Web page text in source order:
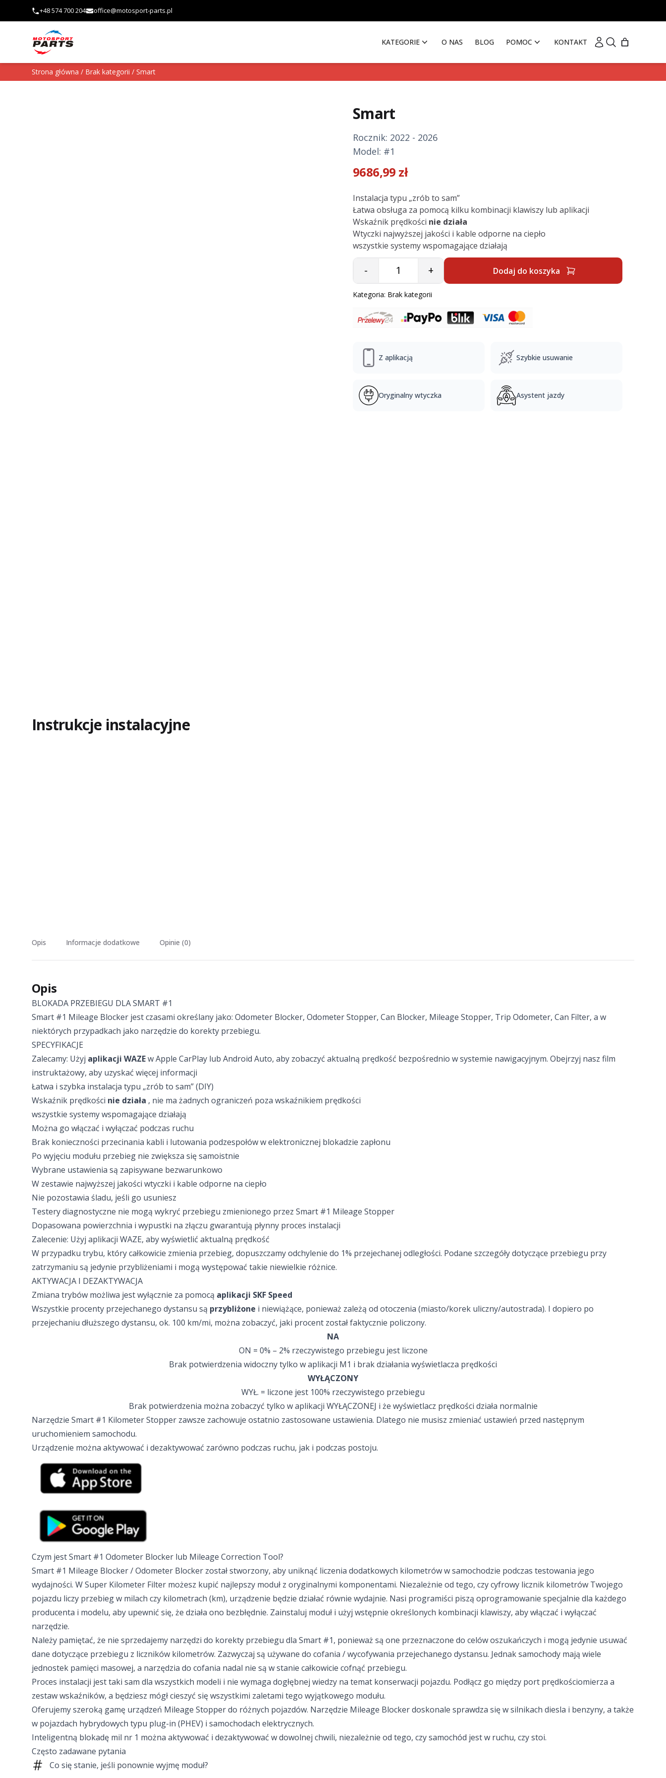
Przejdź do treści+48 574 700 204 office@motosport-parts.pl
KATEGORIE O NAS BLOG POMOC KONTAKT Moje konto
Szukaj
Strona główna / Brak kategorii / Smart
Smart
Rocznik: 2022 - 2026
Model: #1
9686,99 zł
Description
Instalacja typu „zrób to sam”
Łatwa obsługa za pomocą kilku kombinacji klawiszy lub aplikacji
Wskaźnik prędkości nie działa
Wtyczki najwyższej jakości i kable odporne na ciepło
wszystkie systemy wspomagające działają
Quantity
- + Dodaj do koszyka
Kategoria: Brak kategorii
Z aplikacją Szybkie usuwanie
Oryginalny wtyczka Asystent jazdy
Instrukcje instalacyjne
Opis Informacje dodatkowe Opinie (0)
Opis
BLOKADA PRZEBIEGU DLA SMART #1
Smart #1 Mileage Blocker jest czasami określany jako: Odometer Blocker, Odometer Stopper, Can Blocker, Mileage Stopper, Trip Odometer, Can Filter, a w
niektórych przypadkach jako narzędzie do korekty przebiegu.
SPECYFIKACJE
Zalecamy: Użyj aplikacji WAZEw Apple CarPlay lub Android Auto, aby zobaczyć aktualną prędkość bezpośrednio w systemie nawigacyjnym. Obejrzyj nasz film
instruktażowy, aby uzyskać więcej informacji
Łatwa i szybka instalacja typu „zrób to sam” (DIY)
Wskaźnik prędkości nie działa , nie ma żadnych ograniczeń poza wskaźnikiem prędkości
wszystkie systemy wspomagające działają
Można go włączać i wyłączać podczas ruchu
Brak konieczności przecinania kabli i lutowania podzespołów w elektronicznej blokadzie zapłonu
Po wyjęciu modułu przebieg nie zwiększa się samoistnie
Wybrane ustawienia są zapisywane bezwarunkowo
W zestawie najwyższej jakości wtyczki i kable odporne na ciepło
Nie pozostawia śladu, jeśli go usuniesz
Testery diagnostyczne nie mogą wykryć przebiegu zmienionego przez Smart #1 Mileage Stopper
Dopasowana powierzchnia i wypustki na złączu gwarantują płynny proces instalacji
Zalecenie: Użyj aplikacji WAZE, aby wyświetlić aktualną prędkość
W przypadku trybu, który całkowicie zmienia przebieg, dopuszczamy odchylenie do 1% przejechanej odległości. Podane szczegóły dotyczące przebiegu przy
zatrzymaniu są jedynie przybliżeniami i mogą występować takie niewielkie różnice.
AKTYWACJA I DEZAKTYWACJA
Zmiana trybów możliwa jest wyłącznie za pomocą aplikacji SKF Speed
Wszystkie procenty przejechanego dystansu są przybliżone i niewiążące, ponieważ zależą od otoczenia (miasto/korek uliczny/autostrada). I dopiero po
przejechaniu dłuższego dystansu, ok. 100 km/mi, można zobaczyć, jaki procent został faktycznie policzony.
NA
ON = 0% – 2% rzeczywistego przebiegu jest liczone
Brak potwierdzenia widoczny tylko w aplikacji M1 i brak działania wyświetlacza prędkości
WYŁĄCZONY
WYŁ. = liczone jest 100% rzeczywistego przebiegu
Brak potwierdzenia można zobaczyć tylko w aplikacji WYŁĄCZONEJ i że wyświetlacz prędkości działa normalnie
Narzędzie Smart #1 Kilometer Stopper zawsze zachowuje ostatnio zastosowane ustawienia. Dlatego nie musisz zmieniać ustawień przed następnym
uruchomieniem samochodu.
Urządzenie można aktywować i dezaktywować zarówno podczas ruchu, jak i podczas postoju.
Czym jest Smart #1 Odometer Blocker lub Mileage Correction Tool?
Smart #1 Mileage Blocker / Odometer Blocker został stworzony, aby uniknąć liczenia dodatkowych kilometrów w samochodzie podczas testowania jego
wydajności. W Super Kilometer Filter możesz kupić najlepszy moduł z oryginalnymi komponentami. Niezależnie od tego, czy cyfrowy licznik kilometrów Twojego
pojazdu liczy przebieg w milach czy kilometrach (km), urządzenie będzie działać równie wydajnie. Nasi programiści piszą oprogramowanie specjalnie dla każdego
producenta i modelu, aby upewnić się, że działa ono bezbłędnie. Zainstaluj moduł i użyj wstępnie określonych kombinacji klawiszy, aby włączać i wyłączać
narzędzie.
Należy pamiętać, że nie sprzedajemy narzędzi do korekty przebiegu dla Smart #1, ponieważ są one przeznaczone do celów oszukańczych i mogą jedynie usuwać
dane dotyczące przebiegu z liczników kilometrów. Zazwyczaj są używane do cofania / wycofywania przejechanego dystansu. Jednak samochody mają wiele
jednostek pamięci masowej, a narzędzia do cofania nadal nie są w stanie całkowicie cofnąć przebiegu.
Proces instalacji jest taki sam dla wszystkich modeli i nie wymaga dogłębnej wiedzy na temat konserwacji pojazdu. Podłącz go między port prędkościomierza a
zestaw wskaźników, a będziesz mógł cieszyć się wszystkimi zaletami tego wyjątkowego modułu.
Oferujemy szeroką gamę urządzeń Mileage Stopper do różnych pojazdów. Narzędzie Mileage Blocker doskonale sprawdza się w silnikach diesla i benzyny, a także
w pojazdach hybrydowych typu plug-in (PHEV) i samochodach elektrycznych.
Inteligentną blokadę mil nr 1 można aktywować i dezaktywować w dowolnej chwili, niezależnie od tego, czy samochód jest w ruchu, czy stoi.
Często zadawane pytania
Co się stanie, jeśli ponownie wyjmę moduł?